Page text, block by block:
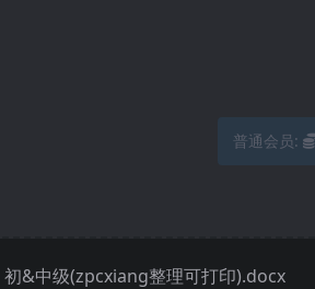
普通会员:
│ 初&中级(zpcxiang整理可打印).docx